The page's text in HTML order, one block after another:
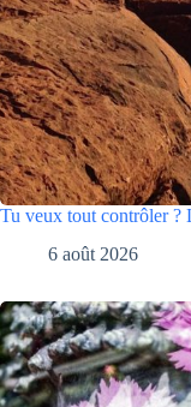
Tu veux tout contrôler ?
6 août 2026